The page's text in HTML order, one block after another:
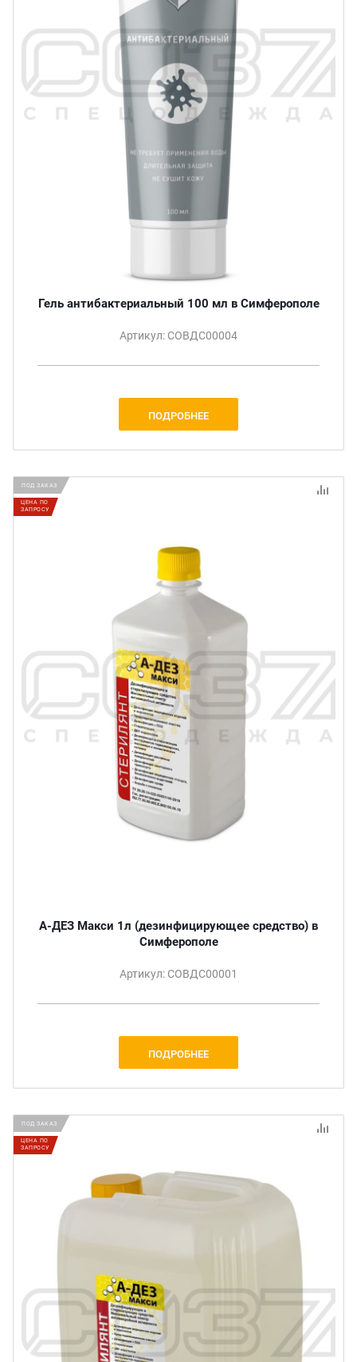
Гель антибактериальный 100 мл в Симферополе
Артикул: СОВДС00004
ПОДРОБНЕЕ
ПОД ЗАКАЗ
ЦЕНА ПО
ЗАПРОСУ
А-ДЕЗ Макси 1л (дезинфицирующее средство) в
Симферополе
Артикул: СОВДС00001
ПОДРОБНЕЕ
ПОД ЗАКАЗ
ЦЕНА ПО
ЗАПРОСУ